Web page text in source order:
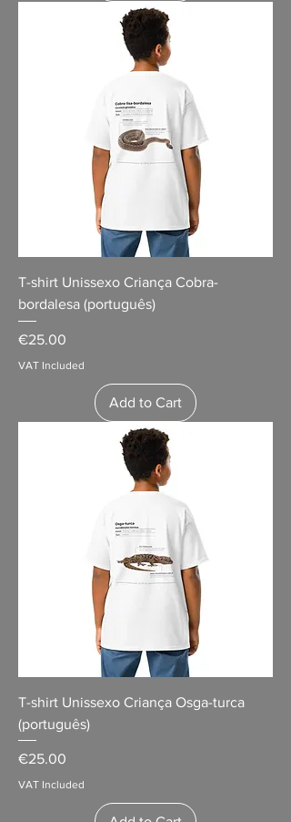
T-shirt Unissexo Criança Cobra-
bordalesa (português)
Price
€25.00
VAT Included
Add to Cart
T-shirt Unissexo Criança Osga-turca
(português)
Price
€25.00
VAT Included